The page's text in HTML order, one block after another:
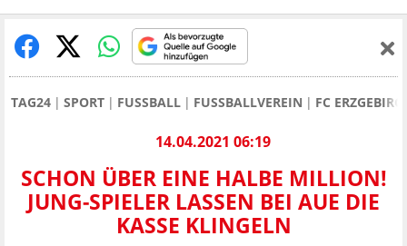
TAG24 SPORT FUSSBALL FUSSBALLVEREIN FC
14.04.2021 06:19
SCHON ÜBER EINE HALBE MILLION!
JUNG-SPIELER LASSEN BEI AUE DIE
KASSE KLINGELN